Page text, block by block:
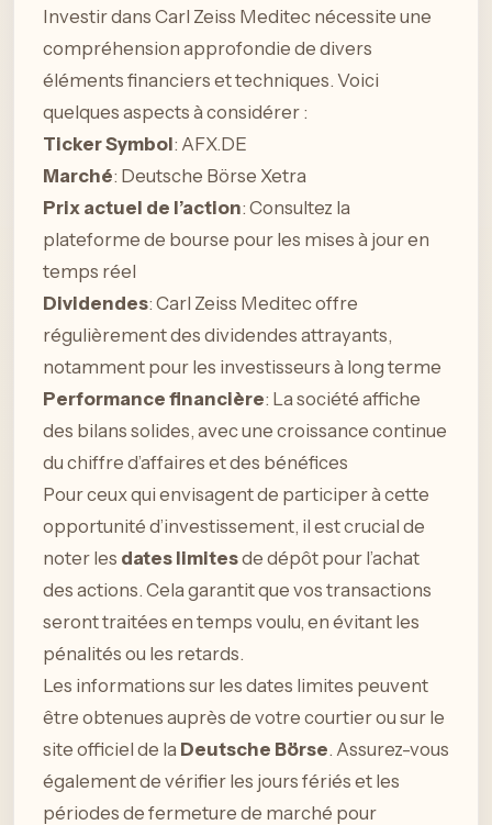
Investir dans Carl Zeiss Meditec nécessite une
compréhension approfondie de divers
éléments financiers et techniques. Voici
quelques aspects à considérer :
Ticker Symbol: AFX.DE
Marché: Deutsche Börse Xetra
Prix actuel de l’action: Consultez la
plateforme de bourse pour les mises à jour en
temps réel
Dividendes: Carl Zeiss Meditec offre
régulièrement des dividendes attrayants,
notamment pour les investisseurs à long terme
Performance financière: La société affiche
des bilans solides, avec une croissance continue
du chiffre d’affaires et des bénéfices
Pour ceux qui envisagent de participer à cette
opportunité d’investissement, il est crucial de
noter les dates limitesde dépôt pour l’achat
des actions. Cela garantit que vos transactions
seront traitées en temps voulu, en évitant les
pénalités ou les retards.
Les informations sur les dates limites peuvent
être obtenues auprès de votre courtier ou sur le
site officiel de la Deutsche Börse. Assurez-vous
également de vérifier les jours fériés et les
périodes de fermeture de marché pour